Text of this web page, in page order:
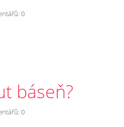
0
báseň?
0